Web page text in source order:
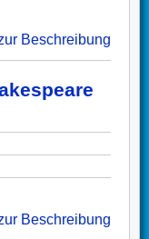
Beschreibung
Beschreibung